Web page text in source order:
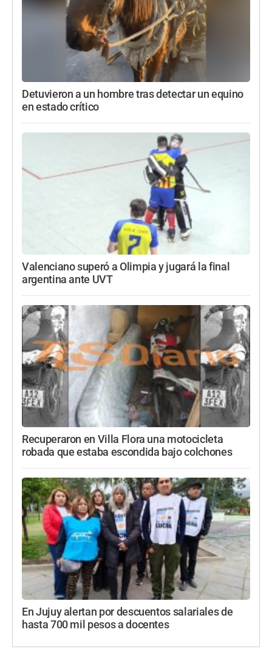
Detuvieron a un hombre tras detectar un equino
en estado crítico
Valenciano superó a Olimpia y jugará la final
argentina ante UVT
Recuperaron en Villa Flora una motocicleta
robada que estaba escondida bajo colchones
En Jujuy alertan por descuentos salariales de
hasta 700 mil pesos a docentes